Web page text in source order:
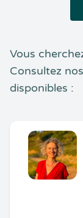
Vous
Consultez
disponibles :